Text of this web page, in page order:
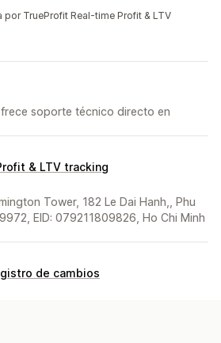
TrueProfit Real-time Profit & LTV
soporte técnico directo en
& LTV tracking
Tower, 182 Le Dai Hanh,, Phu
EID: 079211809826, Ho Chi Minh
de cambios